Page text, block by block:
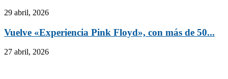
29 abril, 2026
Vuelve «Experiencia Pink Floyd», con más de 50...
27 abril, 2026